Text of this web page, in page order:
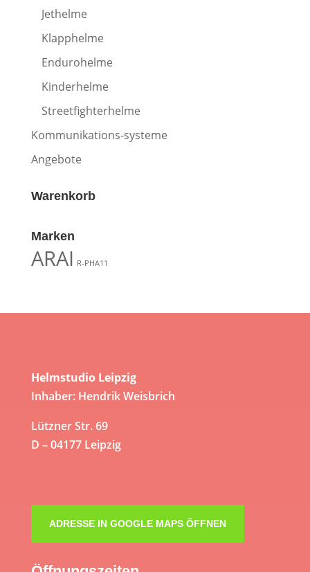
Jethelme
Klapphelme
Endurohelme
Kinderhelme
Streetfighterhelme
Kommunikations-systeme
Angebote
Warenkorb
Marken
ARAI R-PHA11
Helmstudio Leipzig
Inhaber: Hendrik Weisbrich
Lützner Str. 69
D – 04177 Leipzig
ADRESSE IN GOOGLE MAPS ÖFFNEN